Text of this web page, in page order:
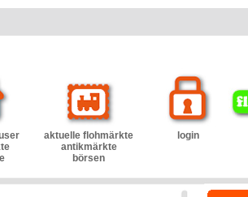
aktuelle flohmärkte
antikmärkte
börsen
login